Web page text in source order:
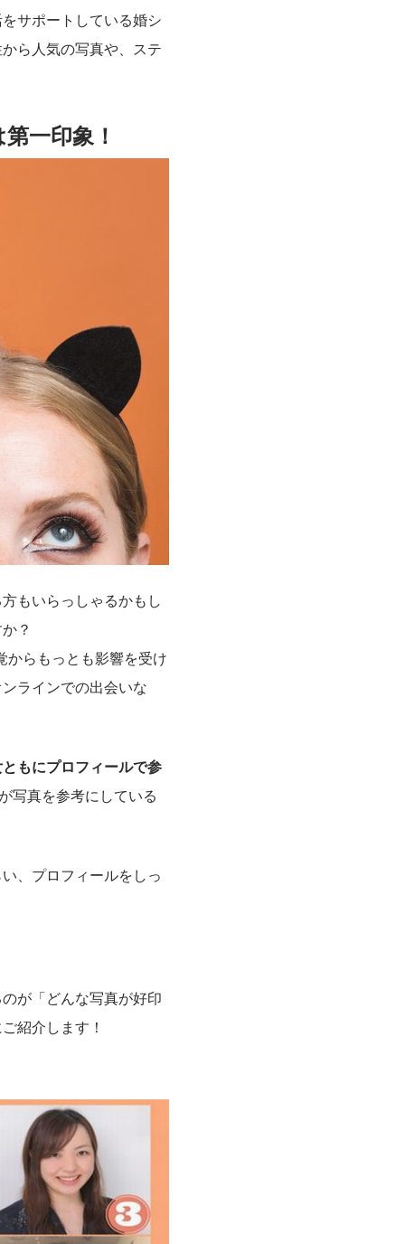
サポートしている婚シ
ら人気の写真や、ステ
一印象！
もいらっしゃるかもし
？
からもっとも影響を受け
ラインでの出会いな
もにプロフィールで参
写真を参考にしている
、プロフィールをしっ
が「どんな写真が好印
紹介します！